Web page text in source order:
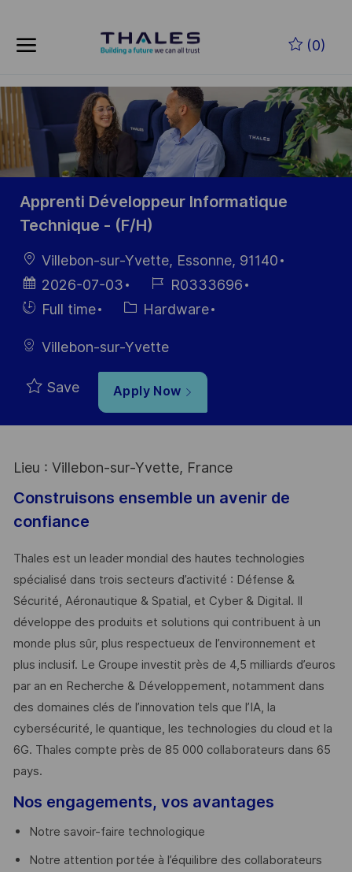
(0)
-
Apprenti Développeur Informatique
Technique - (F/H)
LocationVillebon-sur-Yvette, Essonne, 91140
Posted
Date
2026-07-03
Job
Id
R0333696
HiringFull time CategoryHardware
Villebon-sur-Yvette
Save Apply Now
Lieu : Villebon-sur-Yvette, France
Construisons ensemble un avenir de
confiance
Thales est un leader mondial des hautes technologies
spécialisé dans trois secteurs d’activité : Défense &
Sécurité, Aéronautique & Spatial, et Cyber & Digital. Il
développe des produits et solutions qui contribuent à un
monde plus sûr, plus respectueux de l’environnement et
plus inclusif. Le Groupe investit près de 4,5 milliards d’euros
par an en Recherche & Développement, notamment dans
des domaines clés de l’innovation tels que l’IA, la
cybersécurité, le quantique, les technologies du cloud et la
6G. Thales compte près de 85 000 collaborateurs dans 65
pays. ​
Nos engagements, vos avantages
Notre savoir-faire technologique
Notre attention portée à l’équilibre des collaborateurs